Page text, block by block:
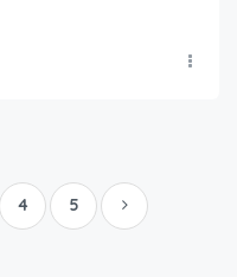
4 5